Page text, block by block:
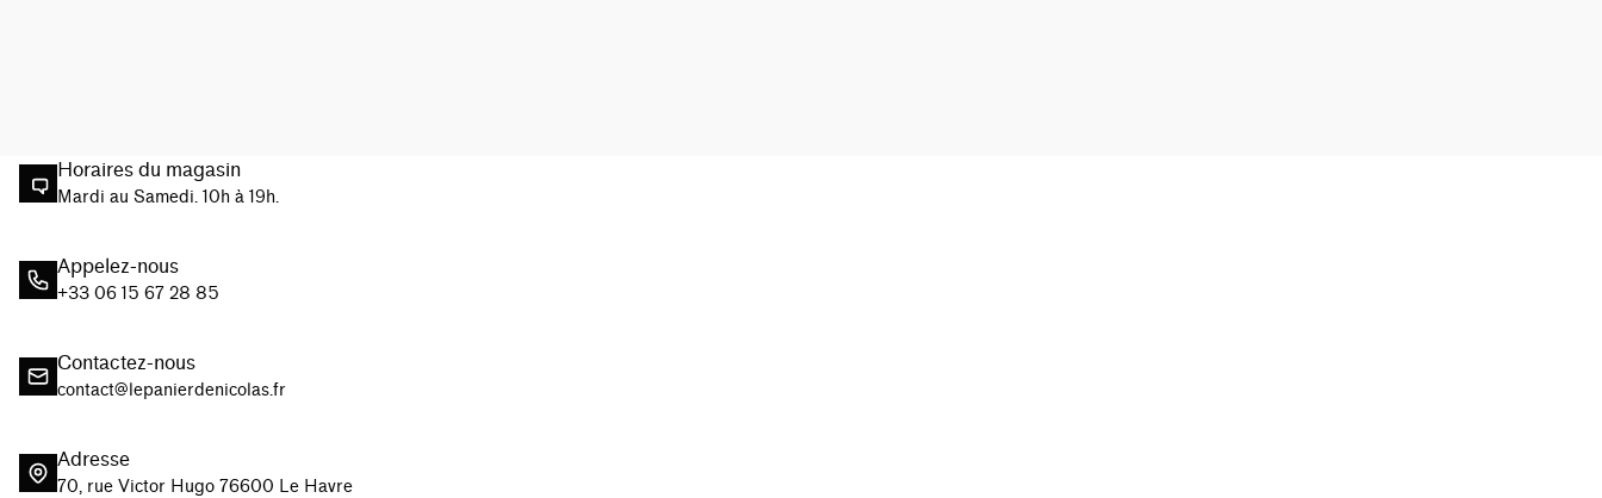
Horaires du magasin
Mardi au Samedi. 10h à 19h.
Appelez-nous
+33 06 15 67 28 85
Contactez-nous
contact@lepanierdenicolas.fr
Adresse
70, rue Victor Hugo 76600 Le Havre